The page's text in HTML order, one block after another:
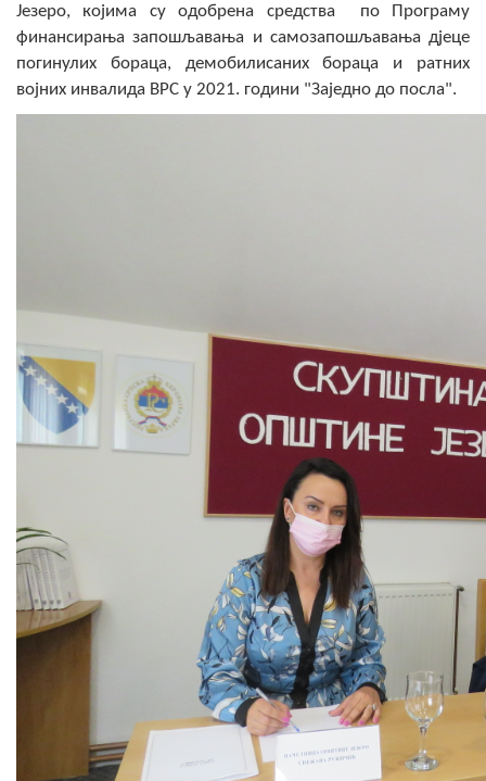
Обавјештења
Заштита од пожара
Пољопривреда
Туризам
Спорт
ЦИВИЛНА ЗАШТИТА
КОНТАКТ
Језеро, којима су одобрена средства по Програму
финансирања запошљавања и самозапошљавања дјеце
погинулих бораца, демобилисаних бораца и ратних
војних инвалида ВРС у 2021. години "Заједно до посла".